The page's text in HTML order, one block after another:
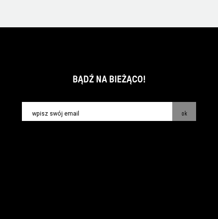
BĄDŹ NA BIEŻĄCO!
ok